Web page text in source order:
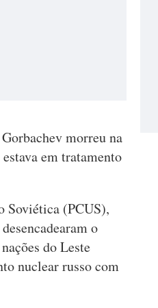
morreu na
em tratamento
Soviética (PCUS),
o
do Leste
nuclear russo com